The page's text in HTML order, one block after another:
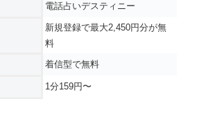
電話占いデスティニー
新規登録で最大2,450円分が無
料
着信型で無料
1分159円〜